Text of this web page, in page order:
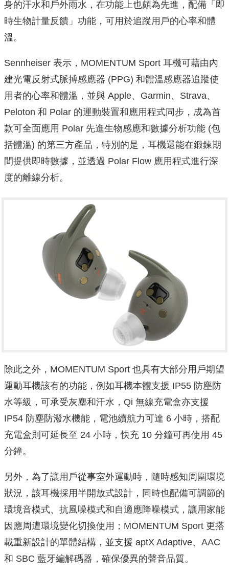
身的汗水和戶外雨水，在功能上也頗為先進，配備「即
時生物計量反饋」功能，可用於追蹤用戶的心率和體
溫。
Sennheiser 表示，MOMENTUM Sport 耳機可藉由內
建光電反射式脈搏感應器 (PPG) 和體溫感應器追蹤使
用者的心率和體溫，並與 Apple、Garmin、Strava、
Peloton 和 Polar 的運動裝置和應用程式同步，成為首
款可全面應用 Polar 先進生物感應和數據分析功能 (包
括體溫) 的第三方產品，特別的是，耳機還能在鍛鍊期
間提供即時數據，並透過 Polar Flow 應用程式進行深
度的離線分析。
除此之外，MOMENTUM Sport 也具有大部分用戶期望
運動耳機該有的功能，例如耳機本體支援 IP55 防塵防
水等級，可承受灰塵和汗水，Qi 無線充電盒亦支援
IP54 防塵防潑水機能，電池續航力可達 6 小時，搭配
充電盒則可延長至 24 小時，快充 10 分鐘可再使用 45
分鐘。
另外，為了讓用戶從事室外運動時，隨時感知周圍環境
狀況，該耳機採用半開放式設計，同時也配備可調節的
環境音模式、抗風噪模式和自適應降噪模式，讓用家能
因應周遭環境變化切換使用；MOMENTUM Sport 更搭
載重新設計的單體結構，並支援 aptX Adaptive、AAC
和 SBC 藍牙編解碼器，確保優異的聲音品質。